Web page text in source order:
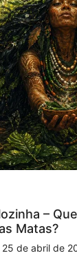
–
Matas?
25 de abril de